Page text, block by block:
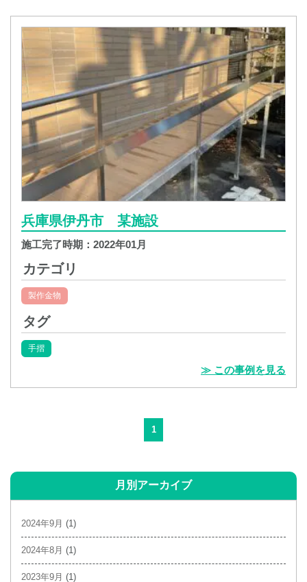
兵庫県伊丹市 某施設
施工完了時期： 2022年01月
カテゴリ
製作金物
タグ
手摺
≫ この事例を見る
1
月別アーカイブ
2024年9月 (1)
2024年8月 (1)
2023年9月 (1)